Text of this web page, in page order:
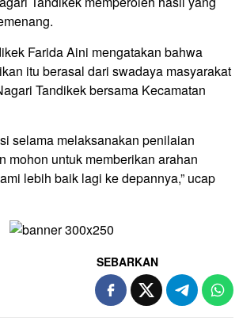
Farida Aini mengatakan bahwa
itu berasal dari swadaya masyarakat
Tandikek bersama Kecamatan
selama melaksanakan penilaian
mohon untuk memberikan arahan
lebih baik lagi ke depannya,” ucap
SEBARKAN